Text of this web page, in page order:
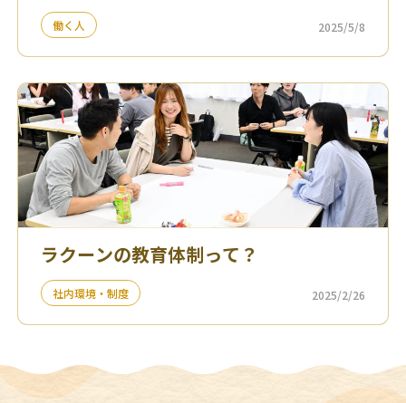
働く人 2025/5/8
ラクーンの教育体制って？
社内環境・制度 2025/2/26